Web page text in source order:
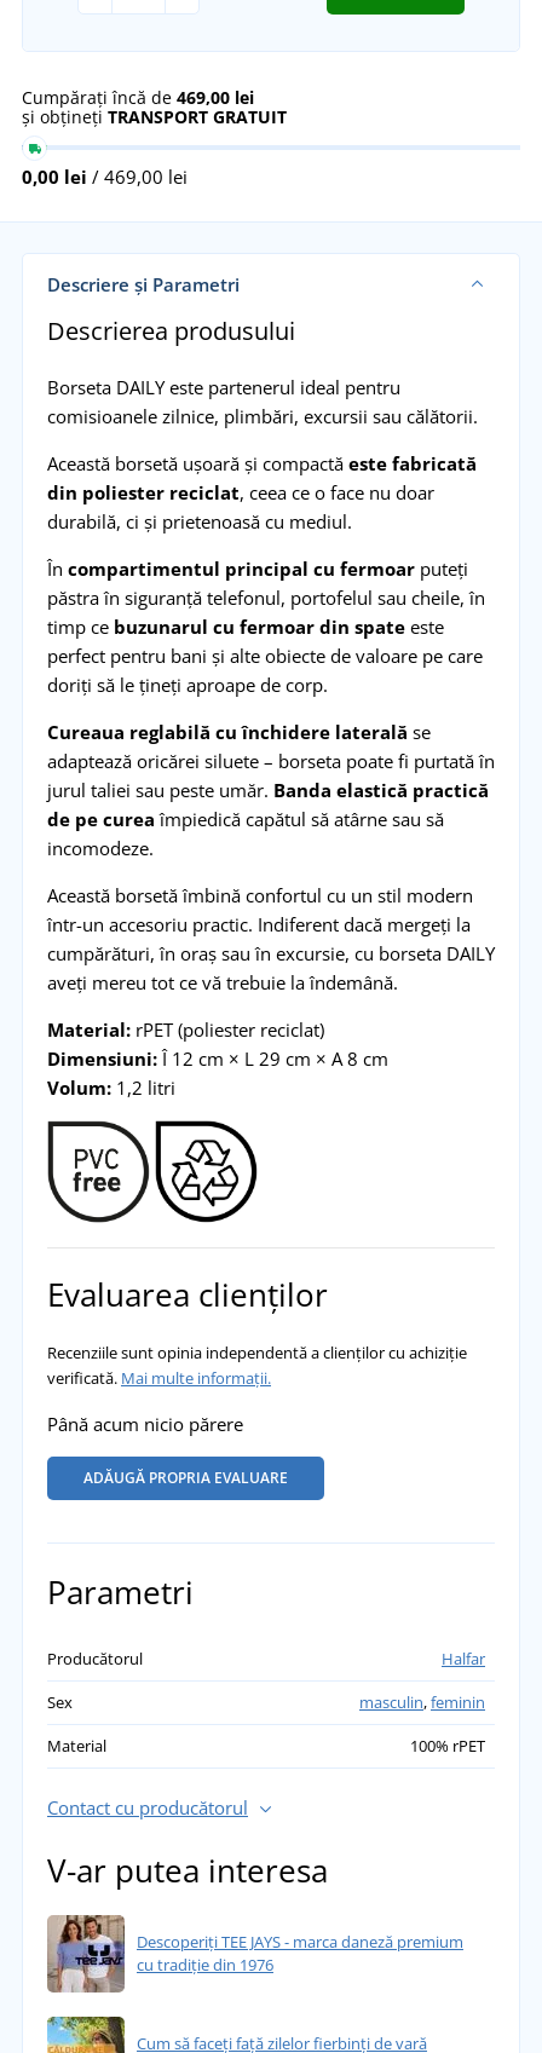
Cumpărați încă de 469,00 lei
și obțineți TRANSPORT GRATUIT
0,00 lei / 469,00 lei
Descriere și Parametri
Descrierea produsului
Borseta DAILY este partenerul ideal pentru
comisioanele zilnice, plimbări, excursii sau călătorii.
Această borsetă ușoară și compactă este fabricată
din poliester reciclat, ceea ce o face nu doar
durabilă, ci și prietenoasă cu mediul.
În compartimentul principal cu fermoarputeți
păstra în siguranță telefonul, portofelul sau cheile, în
timp ce buzunarul cu fermoar din spateeste
perfect pentru bani și alte obiecte de valoare pe care
doriți să le țineți aproape de corp.
Cureaua reglabilă cu închidere laterală se
adaptează oricărei siluete – borseta poate fi purtată în
jurul taliei sau peste umăr. Banda elastică practică
de pe curea împiedică capătul să atârne sau să
incomodeze.
Această borsetă îmbină confortul cu un stil modern
într-un accesoriu practic. Indiferent dacă mergeți la
cumpărături, în oraș sau în excursie, cu borseta DAILY
aveți mereu tot ce vă trebuie la îndemână.
Material:rPET (poliester reciclat)
Dimensiuni:Î 12 cm × L 29 cm × A 8 cm
Volum:1,2 litri
Evaluarea clienților
Recenziile sunt opinia independentă a clienților cu achiziție
verificată. Mai multe informații.
Până acum nicio părere
ADĂUGĂ PROPRIA EVALUARE
Parametri
Producătorul
Halfar
Sex
masculin,feminin
Material
100% rPET
Contact cu producătorul
V-ar putea interesa
Descoperiți TEE JAYS - marca daneză premium
cu tradiție din 1976
Cum să faceți față zilelor fierbinți de vară